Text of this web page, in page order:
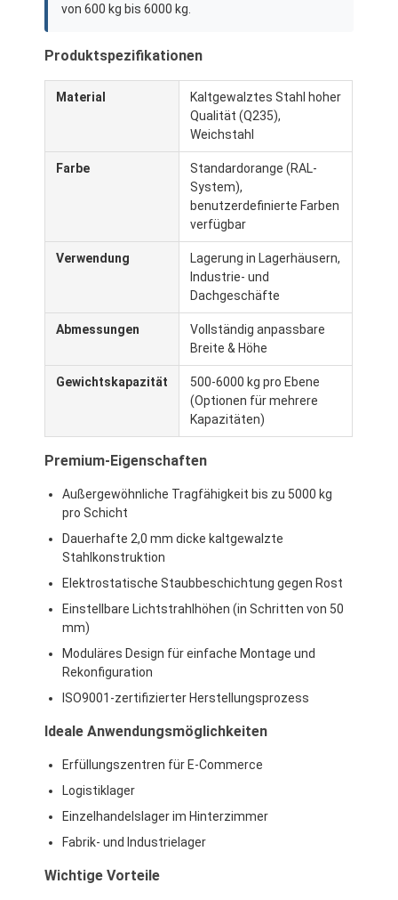
Zu Hause
Produkte
Videos
von 600 kg bis 6000 kg.
Produktspezifikationen
Material
Kaltgewalztes Stahl hoher
Qualität (Q235),
Weichstahl
Farbe
Standardorange (RAL-
System),
benutzerdefinierte Farben
verfügbar
Verwendung
Lagerung in Lagerhäusern,
Industrie- und
Dachgeschäfte
Abmessungen
Vollständig anpassbare
Breite & Höhe
Gewichtskapazität
500-6000 kg pro Ebene
(Optionen für mehrere
Kapazitäten)
Premium-Eigenschaften
Außergewöhnliche Tragfähigkeit bis zu 5000 kg
pro Schicht
Dauerhafte 2,0 mm dicke kaltgewalzte
Stahlkonstruktion
Elektrostatische Staubbeschichtung gegen Rost
Einstellbare Lichtstrahlhöhen (in Schritten von 50
mm)
Moduläres Design für einfache Montage und
Rekonfiguration
ISO9001-zertifizierter Herstellungsprozess
Ideale Anwendungsmöglichkeiten
Erfüllungszentren für E-Commerce
Logistiklager
Einzelhandelslager im Hinterzimmer
Fabrik- und Industrielager
Wichtige Vorteile